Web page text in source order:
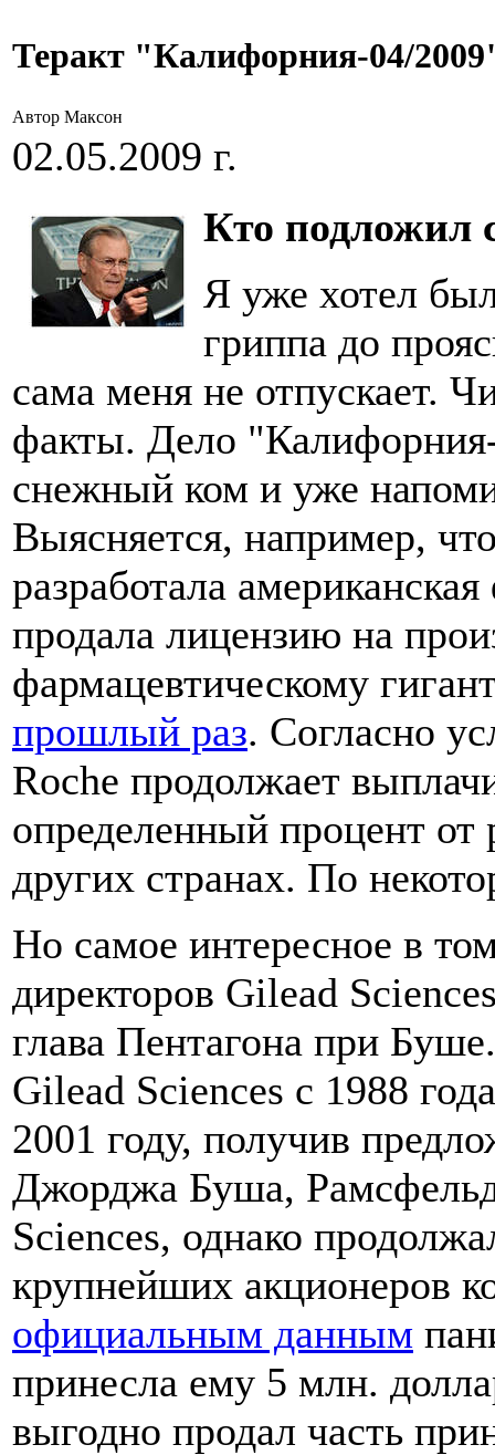
Теракт "Калифорния-04/
Автор Максон
02.05.2009 г.
Кто подложил
Я уже хотел
гриппа до
сама меня не отпускает.
факты. Дело "Калифорния-
снежный ком и уже
Выясняется, например,
разработала
продала лицензию на
фармацевтическому
прошлый раз. Согласно
Roche продолжает
определенный процент
других странах. По
Но самое интересное в
директоров Gilead
глава Пентагона при
Gilead Sciences c 1988
2001 году, получив
Джорджа Буша,
Sciences, однако
крупнейших акционеров
официальным данным
принесла ему 5 млн.
выгодно продал часть